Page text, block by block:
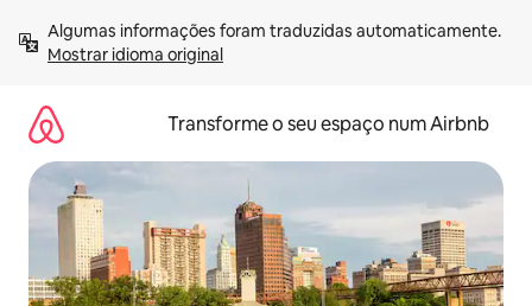
para
Mostrar idioma original
Transforme o seu espaço num Airbnb